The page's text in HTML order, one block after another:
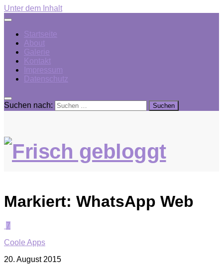
Unter dem Inhalt
Startseite
About
Galerie
Kontakt
Impressum
Datenschutz
Suchen nach:
Markiert: WhatsApp Web
7
Coole Apps
20. August 2015